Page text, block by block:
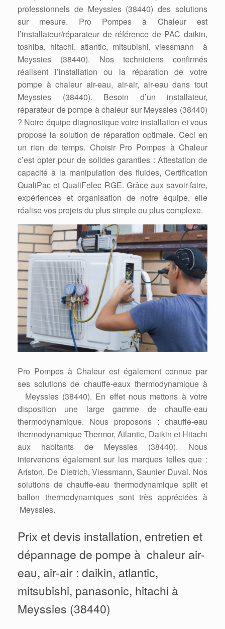
professionnels de Meyssies (38440) des solutions
sur mesure. Pro Pompes à Chaleur est
l’installateur/réparateur de référence de PAC daikin,
toshiba, hitachi, atlantic, mitsubishi, viessmann à
Meyssies (38440). Nos techniciens confirmés
réalisent l’installation ou la réparation de votre
pompe à chaleur air-eau, air-air, air-eau dans tout
Meyssies (38440). Besoin d’un installateur,
réparateur de pompe à chaleur sur Meyssies (38440)
? Notre équipe diagnostique votre installation et vous
propose la solution de réparation optimale. Ceci en
un rien de temps. Choisir Pro Pompes à Chaleur
c’est opter pour de solides garanties : Attestation de
capacité à la manipulation des fluides, Certification
QualiPac et QualiFelec RGE. Grâce aux savoir-faire,
expériences et organisation de notre équipe, elle
réalise vos projets du plus simple ou plus complexe.
Pro Pompes à Chaleur est également connue par
ses solutions de chauffe-eaux thermodynamique à
Meyssies (38440). En effet nous mettons à votre
disposition une large gamme de chauffe-eau
thermodynamique. Nous proposons : chauffe-eau
thermodynamique Thermor, Atlantic, Daikin et Hitachi
aux habitants de Meyssies (38440). Nous
intervenons également sur les marques telles que :
Ariston, De Dietrich, Viessmann, Saunier Duval. Nos
solutions de chauffe-eau thermodynamique split et
ballon thermodynamiques sont très appréciées à
Meyssies.
Prix et devis installation, entretien et
dépannage de pompe à chaleur air-
eau, air-air : daikin, atlantic,
mitsubishi, panasonic, hitachi à
Meyssies (38440)